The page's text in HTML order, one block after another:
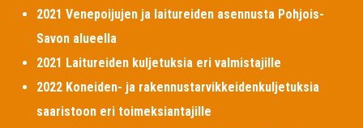
2021 Venepoijujen ja laitureiden asennusta Pohjois-
Savon alueella
2021 Laitureiden kuljetuksia eri valmistajille
2022 Koneiden- ja rakennustarvikkeidenkuljetuksia
saaristoon eri toimeksiantajille